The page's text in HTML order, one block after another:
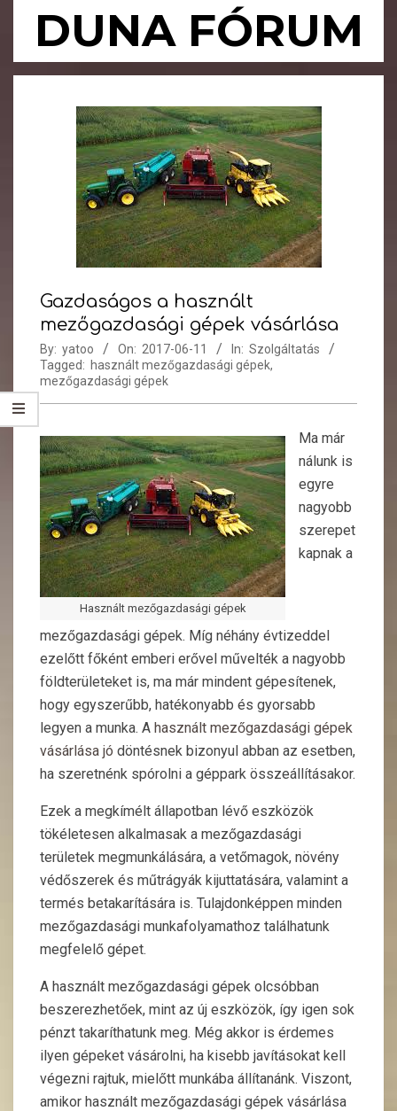
DUNA FÓRUM
Primary
Gazdaságos a használt
mezőgazdasági gépek vásárlása
By: yatoo On: 2017-06-11 In: Szolgáltatás
Tagged: használt mezőgazdasági gépek,
mezőgazdasági gépek
Használt mezőgazdasági gépek
Ma már
nálunk is
egyre
nagyobb
szerepet
kapnak a
mezőgazdasági gépek. Míg néhány évtizeddel
ezelőtt főként emberi erővel művelték a nagyobb
földterületeket is, ma már mindent gépesítenek,
hogy egyszerűbb, hatékonyabb és gyorsabb
legyen a munka. A használt mezőgazdasági gépek
vásárlása jó döntésnek bizonyul abban az esetben,
ha szeretnénk spórolni a géppark összeállításakor.
Ezek a megkímélt állapotban lévő eszközök
tökéletesen alkalmasak a mezőgazdasági
területek megmunkálására, a vetőmagok, növény
védőszerek és műtrágyák kijuttatására, valamint a
termés betakarítására is. Tulajdonképpen minden
mezőgazdasági munkafolyamathoz találhatunk
megfelelő gépet.
A használt mezőgazdasági gépek olcsóbban
beszerezhetőek, mint az új eszközök, így igen sok
pénzt takaríthatunk meg. Még akkor is érdemes
ilyen gépeket vásárolni, ha kisebb javításokat kell
végezni rajtuk, mielőtt munkába állítanánk. Viszont,
amikor használt mezőgazdasági gépek vásárlása